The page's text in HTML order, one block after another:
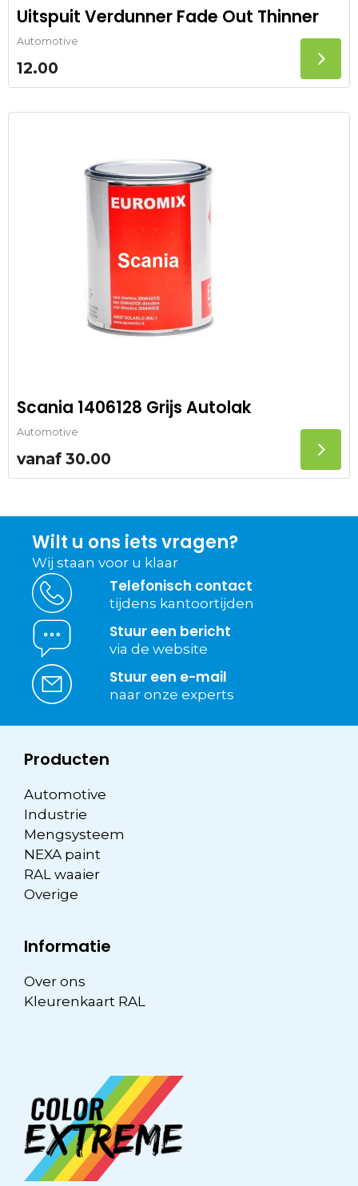
Uitspuit Verdunner Fade Out Thinner
Automotive
12.00
Scania 1406128 Grijs Autolak
Automotive
vanaf 30.00
Wilt u ons iets vragen?
Wij staan voor u klaar
Telefonisch contact
tijdens kantoortijden
Stuur een bericht
via de website
Stuur een e-mail
naar onze experts
Producten
Automotive
Industrie
Mengsysteem
NEXA paint
RAL waaier
Overige
Informatie
Over ons
Kleurenkaart RAL